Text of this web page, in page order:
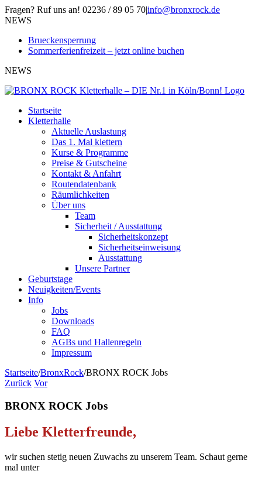
Zum
Inhalt
Fragen? Ruf uns an! 02236 / 89 05 70|info@bronxrock.de
Facebook
Instagram
NEWS
Brueckensperrung
Sommerferienfreizeit – jetzt online buchen
NEWS
Startseite
Kletterhalle
Aktuelle Auslastung
Das 1. Mal klettern
Kurse & Programme
Preise & Gutscheine
Kontakt & Anfahrt
Routendatenbank
Räumlichkeiten
Über uns
Team
Sicherheit / Ausstattung
Sicherheitskonzept
Sicherheitseinweisung
Ausstattung
Unsere Partner
Geburtstage
Neuigkeiten/Events
Info
Jobs
Downloads
FAQ
AGBs und Hallenregeln
Impressum
Startseite/BronxRock/BRONX ROCK Jobs
Zurück Vor
BRONX ROCK Jobs
Liebe Kletterfreunde,
wir suchen stetig neuen Zuwachs zu unserem Team. Schaut gerne
mal unter